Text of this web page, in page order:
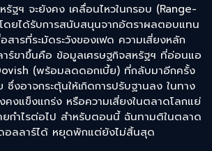
ฐฯ จะยังคง เคลื่อนไหวในกรอบ (Range-
ดยได้รับการสนับสนุนจากอัตราผลตอบแทน
สารที่ระมัดระวังของเฟด ความเสี่ยงหลัก
ร์ขาขึ้นคือ ข้อมูลเศรษฐกิจสหรัฐฯ ที่อ่อนแอ
(พร้อมลดดอกเบี้ย) ที่กลับมาอีกครั้ง
งอาจกระตุ้นให้เกิดการปรับฐานลง ในทาง
งแข็งแกร่ง หรือความเสี่ยงในตลาดโลกแย่
กำไรต่อไป สำหรับตอนนี้ ฉันทามติในตลาด
อลลาร์ได้ หยุดพักแต่ยังไม่สิ้นสุด